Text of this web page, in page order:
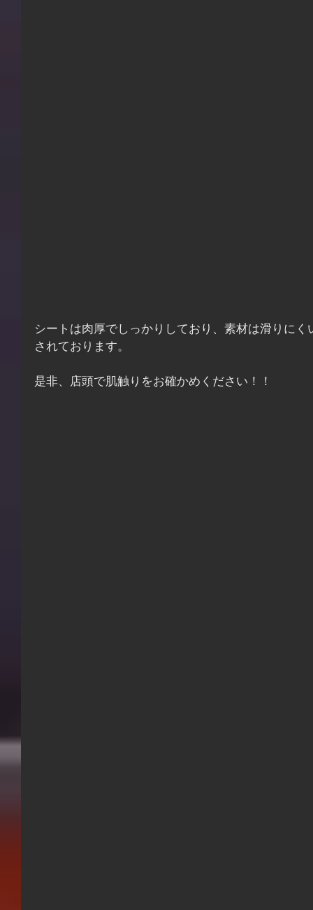
シートは肉厚でしっかりしており、素材は滑りに
されております。
是非、店頭で肌触りをお確かめください！！